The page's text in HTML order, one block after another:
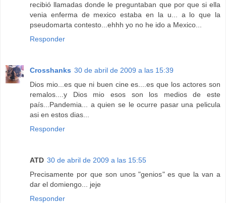
recibió llamadas donde le preguntaban que por que si ella
venia enferma de mexico estaba en la u... a lo que la
pseudomarta contesto...ehhh yo no he ido a Mexico...
Responder
Crosshanks 30 de abril de 2009 a las 15:39
Dios mio...es que ni buen cine es....es que los actores son
remalos....y Dios mio esos son los medios de este
país...Pandemia... a quien se le ocurre pasar una pelicula
asi en estos dias...
Responder
ATD 30 de abril de 2009 a las 15:55
Precisamente por que son unos "genios" es que la van a
dar el domiengo... jeje
Responder